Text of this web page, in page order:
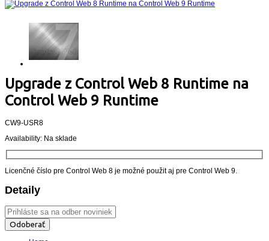
Upgrade z Control Web 8 Runtime na
Control Web 9 Runtime
CW9-USR8
Availability: Na sklade
Licenčné číslo pre Control Web 8 je možné použit aj pre Control Web 9.
Detaily
Odoberať